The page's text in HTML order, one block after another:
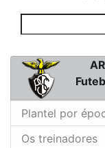
Plantel por
Os treinadores